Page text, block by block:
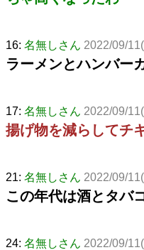
16: 名無しさん 2022/09/
ラーメンとハンバー
17: 名無しさん 2022/09/
揚げ物を減らしてチ
21: 名無しさん 2022/09/
この年代は酒とタバ
24: 名無しさん 2022/09/